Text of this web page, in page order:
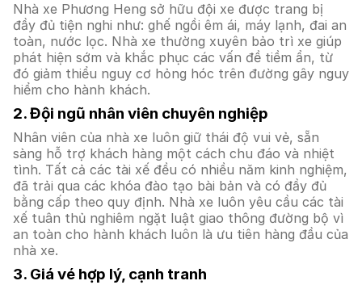
Nhà xe Phương Heng sở hữu đội xe được trang bị
đầy đủ tiện nghi như: ghế ngồi êm ái, máy lạnh, đai an
toàn, nước lọc. Nhà xe thường xuyên bảo trì xe giúp
phát hiện sớm và khắc phục các vấn đề tiềm ẩn, từ
đó giảm thiểu nguy cơ hỏng hóc trên đường gây nguy
hiểm cho hành khách.
2. Đội ngũ nhân viên chuyên nghiệp
Nhân viên của nhà xe luôn giữ thái độ vui vẻ, sẵn
sàng hỗ trợ khách hàng một cách chu đáo và nhiệt
tình. Tất cả các tài xế đều có nhiều năm kinh nghiệm,
đã trải qua các khóa đào tạo bài bản và có đầy đủ
bằng cấp theo quy định. Nhà xe luôn yêu cầu các tài
xế tuân thủ nghiêm ngặt luật giao thông đường bộ vì
an toàn cho hành khách luôn là ưu tiên hàng đầu của
nhà xe.
3. Giá vé hợp lý, cạnh tranh